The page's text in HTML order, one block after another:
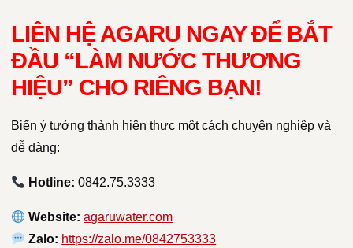
LIÊN HỆ AGARU NGAY ĐỂ BẮT
ĐẦU “LÀM NƯỚC THƯƠNG
HIỆU” CHO RIÊNG BẠN!
Biến ý tưởng thành hiện thực một cách chuyên nghiệp và
dễ dàng:
Hotline: 0842.75.3333
Website: agaruwater.com
Zalo: https://zalo.me/0842753333